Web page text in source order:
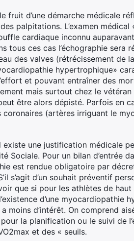
fruit d’une démarche médicale
palpitations. L’examen
cardiaque inconnu
tous ces cas l’échographie sera
des valves (rétrécissement de
hypertrophique»
et pouvant entraîner des
mais surtout chez le
être alors dépisté. Parfois en
(artères irriguant le
une justification médicale
Sociale. Pour un bilan d’entrée
est rendue obligatoire par
s’agit d’un souhait préventif
que si pour les athlètes de haut
d’une
moins d’intérêt. On comprend
la planification ou le suivi de
et des « seuils.